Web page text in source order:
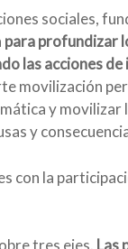
sociales,
para profundizar
las acciones
movilización
y
y
con la
tres ejes. Las